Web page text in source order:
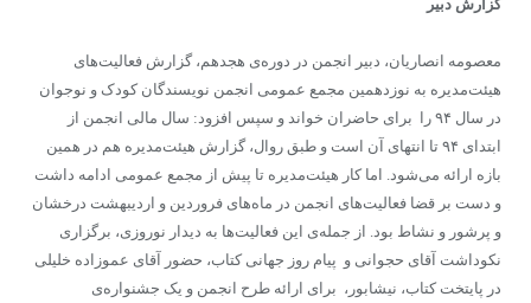
گزارش دبیر
معصومه انصاریان، دبیر انجمن در دوره‌ی هجدهم، گزارش فعالیت‌های
هیئت‌مدیره به نوزدهمین مجمع عمومی انجمن نویسندگان کودک و نوجوان
در سال ۹۴ را برای حاضران خواند و سپس افزود: سال مالی انجمن از
ابتدای ۹۴ تا انتهای آن است و طبق روال، گزارش هیئت‌مدیره هم در همین
بازه ارائه می‌شود. اما کار هیئت‌مدیره تا پیش از مجمع عمومی ادامه داشت
و دست بر قضا فعالیت‌های انجمن در ماه‌های فروردین و اردیبهشت درخشان
و پرشور و نشاط بود. از جمله‌ی این فعالیت‌ها به دیدار نوروزی، برگزاری
نکوداشت آقای حجوانی و پیام روز جهانی کتاب، حضور آقای عموزاده خلیلی
در پایتخت کتاب، نیشابور، برای ارائه طرح انجمن و یک جشنواره‌ی